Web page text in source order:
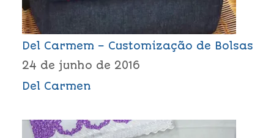
Del Carmem – Customização de Bolsas
24 de junho de 2016
Del Carmen